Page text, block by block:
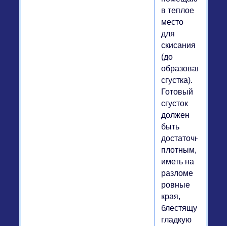
в теплое
место
для
скисания
(до
образования
сгустка).
Готовый
сгусток
должен
быть
достаточно
плотным,
иметь на
разломе
ровные
края,
блестящую
гладкую